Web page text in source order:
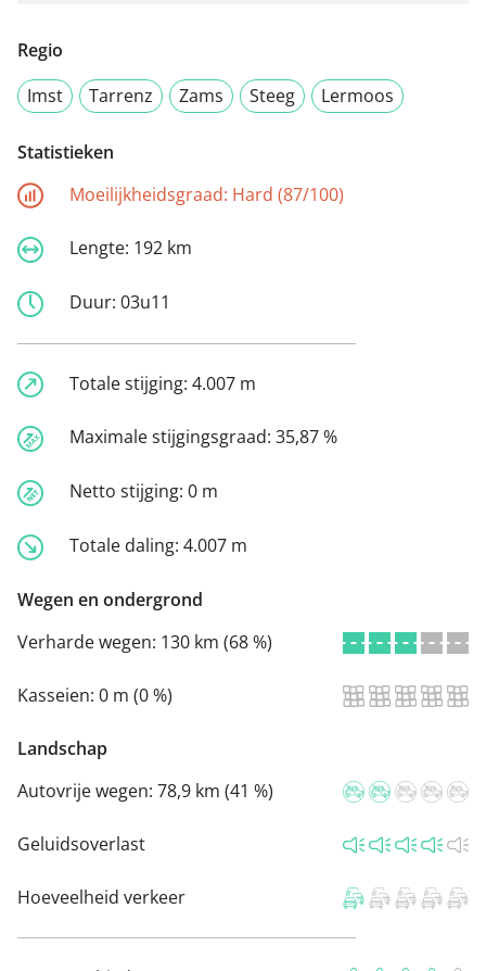
Regio
Imst
Tarrenz Zams Steeg Lermoos
Statistieken
Moeilijkheidsgraad: Hard (87/100)
Lengte: 192 km
Duur: 03u11
Totale stijging: 4.007 m
Maximale stijgingsgraad: 35,87 %
Netto stijging: 0 m
Totale daling: 4.007 m
Wegen en ondergrond
Verharde wegen: 130 km (68 %)
Kasseien: 0 m (0 %)
Landschap
Autovrije wegen: 78,9 km (41 %)
Geluidsoverlast
Hoeveelheid verkeer